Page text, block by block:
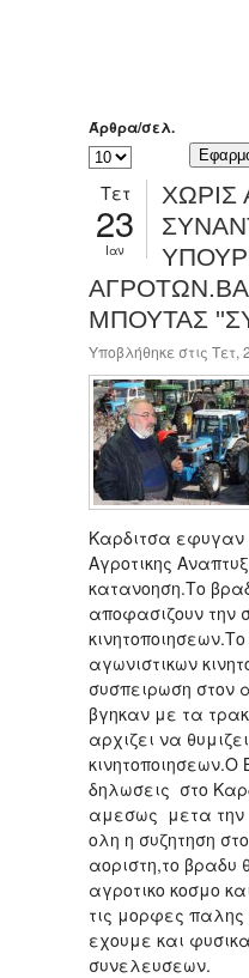
Άρθρα/σελ.
Τετ
23
Ιαν
ΜΠΟΥΤΑΣ
Υποβλήθηκε στις Τετ,
Καρδιτσα εφυγαν
Αγροτικης
κατανοηση.Το
αποφασιζουν την
αγωνιστικων
συσπειρωση στον
βγηκαν με τα
αρχιζει να
δηλωσεις στο
αμεσως μετα την
ολη η συζητηση
αοριστη,το
αγροτικο κοσμο
τις μορφες
εχουμε και
συνελευσεων.